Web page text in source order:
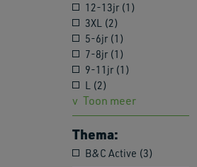
12-13jr (1)
3XL (2)
5-6jr (1)
7-8jr (1)
9-11jr (1)
L (2)
Toon meer
Thema:
B&C Active (3)